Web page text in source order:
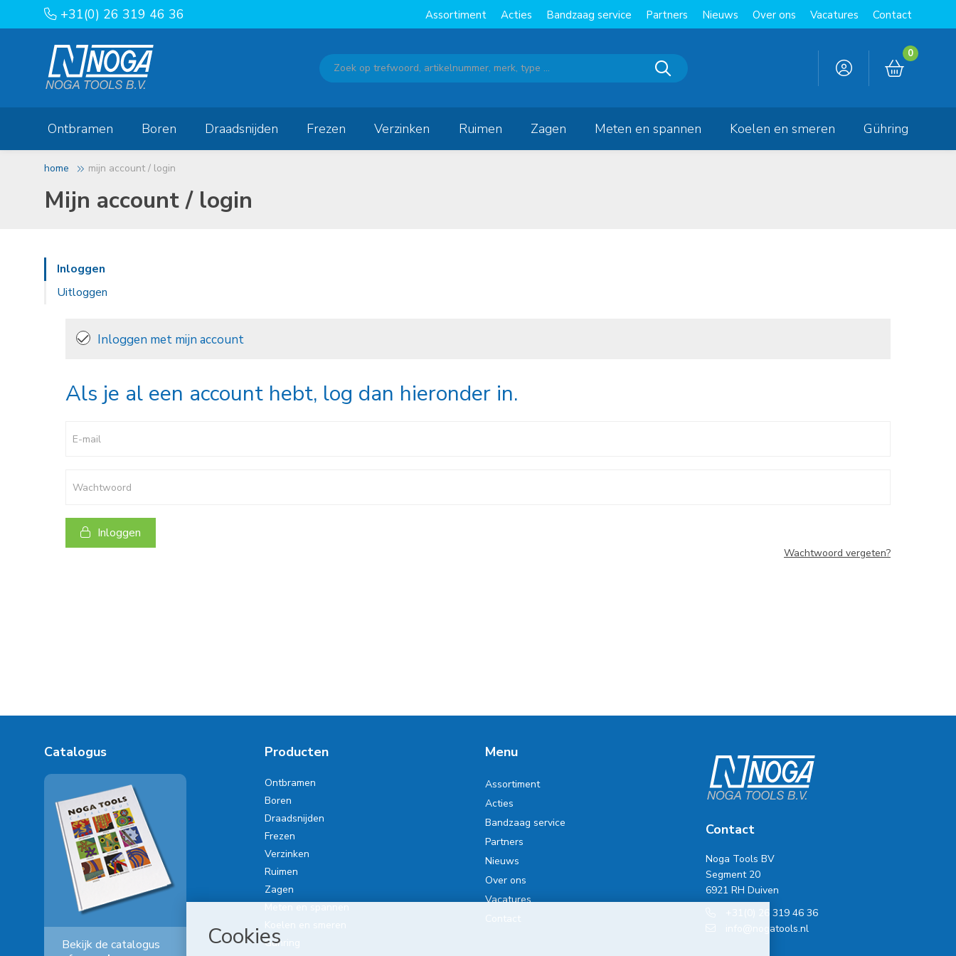
Cookies
+31(0) 26 319 46 36 Assortiment Acties Bandzaag service Partners Nieuws Over ons Vacatures Contact
0
Ontbramen Boren Draadsnijden Frezen Verzinken Ruimen Zagen Meten en spannen Koelen en smeren Gühring
home mijn account / login
Mijn account / login
Inloggen
Uitloggen
Inloggen met mijn account
Als je al een account hebt, log dan hieronder in.
E-mail
Wachtwoord
Inloggen
Wachtwoord vergeten?
Catalogus
Bekijk de catalogus
Producten
Ontbramen
Boren
Draadsnijden
Frezen
Verzinken
Ruimen
Zagen
Meten en spannen
Koelen en smeren
Gühring
Menu
Assortiment
Acties
Bandzaag service
Partners
Nieuws
Over ons
Vacatures
Contact
Contact
Noga Tools BV
Segment 20
6921 RH Duiven
+31(0) 26 319 46 36
info@nogatools.nl